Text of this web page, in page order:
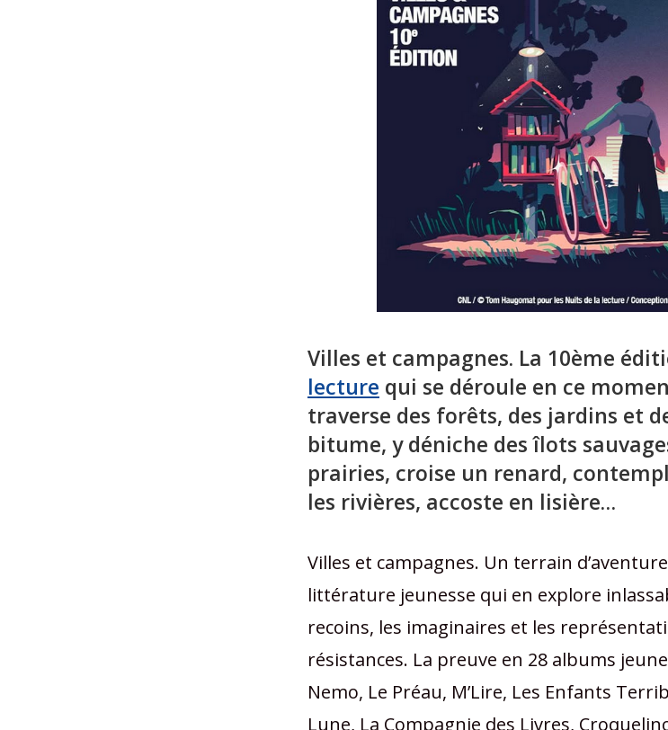
Villes et campagnes. La 10ème
lecture qui se déroule en ce
traverse des forêts, des jardins et
bitume, y déniche des îlots
prairies, croise un renard,
les rivières, accoste en lisière…
Villes et campagnes. Un terrain
littérature jeunesse qui en explore
recoins, les imaginaires et les
résistances. La preuve en 28 albums
Nemo, Le Préau, M’Lire, Les Enfants
Lune, La Compagnie des Livres,